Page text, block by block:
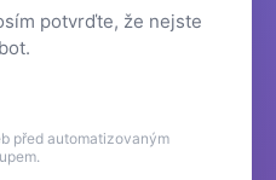
potvrďte, že nejste
před automatizovaným